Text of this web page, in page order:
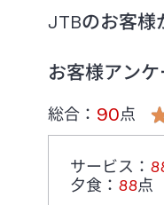
JTBのお客様
お客様アン
総合： 90点
サービス ：
夕食 ： 88点